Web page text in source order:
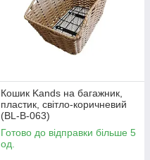
Кошик Kands на багажник,
пластик, світло-коричневий
(BL-B-063)
Готово до відправки більше 5
од.